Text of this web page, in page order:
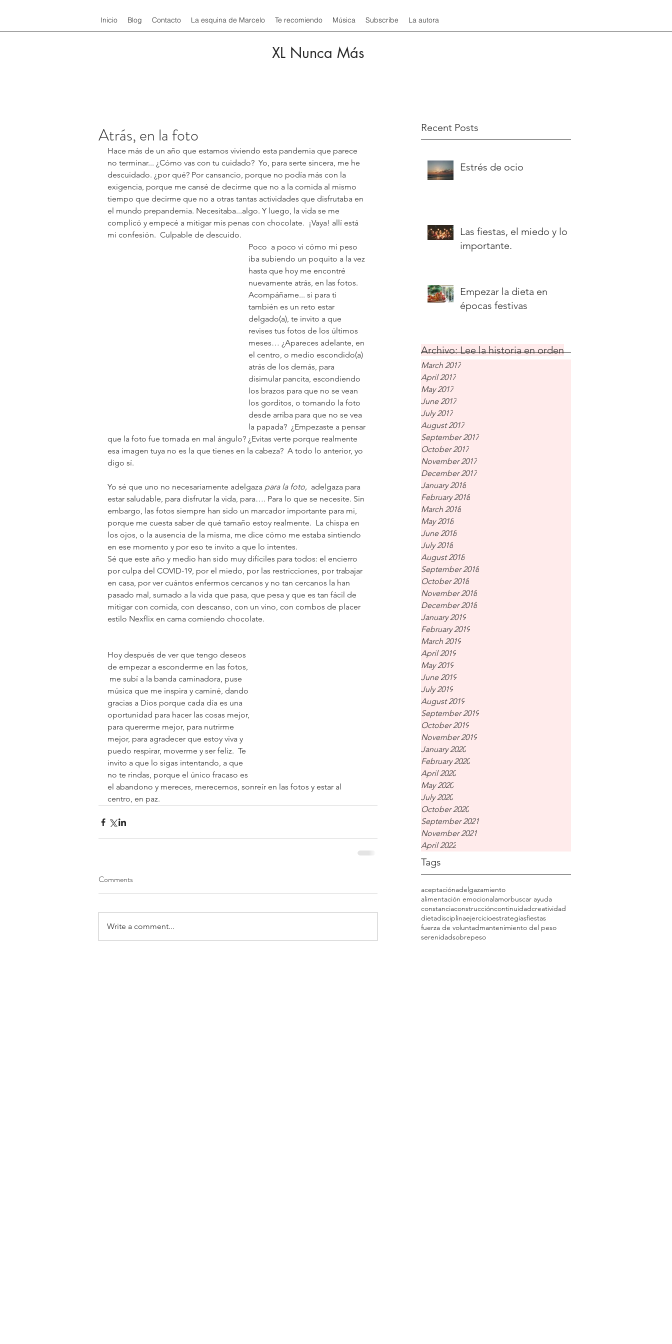
Inicio Blog Contacto La esquina de Marcelo Te recomiendo Música Subscribe La autora
XL Nunca Más
Recent Posts
Estrés de ocio
Las fiestas, el miedo y lo
importante.
Empezar la dieta en
épocas festivas
Archivo: Lee la historia en orden
March 2017
April 2017
May 2017
June 2017
July 2017
August 2017
September 2017
October 2017
November 2017
December 2017
January 2018
February 2018
March 2018
May 2018
June 2018
July 2018
August 2018
September 2018
October 2018
November 2018
December 2018
January 2019
February 2019
March 2019
April 2019
May 2019
June 2019
July 2019
August 2019
September 2019
October 2019
November 2019
January 2020
February 2020
April 2020
May 2020
July 2020
October 2020
September 2021
November 2021
April 2022
Tags
aceptaciónadelgazamiento
alimentación emocionalamorbuscar ayuda
constanciaconstruccióncontinuidadcreatividad
dietadisciplinaejercicioestrategiasfiestas
fuerza de voluntadmantenimiento del peso
serenidadsobrepeso
Atrás, en la foto
Hace más de un año que estamos viviendo esta pandemia que parece
no terminar... ¿Cómo vas con tu cuidado?  Yo, para serte sincera, me he
descuidado. ¿por qué? Por cansancio, porque no podía más con la
exigencia, porque me cansé de decirme que no a la comida al mismo
tiempo que decirme que no a otras tantas actividades que disfrutaba en
el mundo prepandemia. Necesitaba...algo. Y luego, la vida se me
complicó y empecé a mitigar mis penas con chocolate.  ¡Vaya! allí está
mi confesión.  Culpable de descuido.
Poco  a poco vi cómo mi peso
iba subiendo un poquito a la vez
hasta que hoy me encontré
nuevamente atrás, en las fotos.
Acompáñame... si para ti
también es un reto estar
delgado(a), te invito a que
revises tus fotos de los últimos
meses… ¿Apareces adelante, en
el centro, o medio escondido(a)
atrás de los demás, para
disimular pancita, escondiendo
los brazos para que no se vean
los gorditos, o tomando la foto
desde arriba para que no se vea
la papada?  ¿Empezaste a pensar
que la foto fue tomada en mal ángulo? ¿Evitas verte porque realmente
esa imagen tuya no es la que tienes en la cabeza?  A todo lo anterior, yo
digo sí.
Yo sé que uno no necesariamente adelgaza para la foto, adelgaza para
estar saludable, para disfrutar la vida, para…. Para lo que se necesite. Sin
embargo, las fotos siempre han sido un marcador importante para mi,
porque me cuesta saber de qué tamaño estoy realmente.  La chispa en
los ojos, o la ausencia de la misma, me dice cómo me estaba sintiendo
en ese momento y por eso te invito a que lo intentes.
Sé que este año y medio han sido muy difíciles para todos: el encierro
por culpa del COVID-19, por el miedo, por las restricciones, por trabajar
en casa, por ver cuántos enfermos cercanos y no tan cercanos la han
pasado mal, sumado a la vida que pasa, que pesa y que es tan fácil de
mitigar con comida, con descanso, con un vino, con combos de placer
estilo Nexflix en cama comiendo chocolate.
Hoy después de ver que tengo deseos
de empezar a esconderme en las fotos,
me subí a la banda caminadora, puse
música que me inspira y caminé, dando
gracias a Dios porque cada día es una
oportunidad para hacer las cosas mejor,
para quererme mejor, para nutrirme
mejor, para agradecer que estoy viva y
puedo respirar, moverme y ser feliz.  Te
invito a que lo sigas intentando, a que
no te rindas, porque el único fracaso es
el abandono y mereces, merecemos, sonreír en las fotos y estar al
centro, en paz.
Comments
Write a comment...